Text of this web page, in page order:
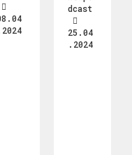
dcast
25.04
.2024